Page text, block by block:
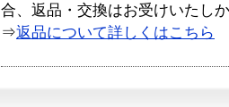
合、返品・交換はお受けいたし
⇒返品について詳しくはこちら